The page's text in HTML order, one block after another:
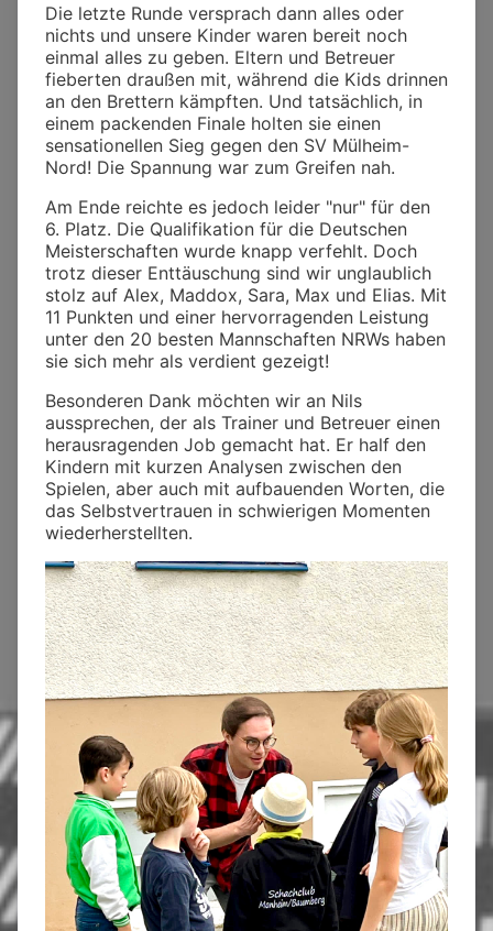
Die letzte Runde versprach dann alles oder
nichts und unsere Kinder waren bereit noch
einmal alles zu geben. Eltern und Betreuer
fieberten draußen mit, während die Kids drinnen
an den Brettern kämpften. Und tatsächlich, in
einem packenden Finale holten sie einen
sensationellen Sieg gegen den SV Mülheim-
Nord! Die Spannung war zum Greifen nah.
Am Ende reichte es jedoch leider "nur" für den
6. Platz. Die Qualifikation für die Deutschen
Meisterschaften wurde knapp verfehlt. Doch
trotz dieser Enttäuschung sind wir unglaublich
stolz auf Alex, Maddox, Sara, Max und Elias. Mit
11 Punkten und einer hervorragenden Leistung
unter den 20 besten Mannschaften NRWs haben
sie sich mehr als verdient gezeigt!
Besonderen Dank möchten wir an Nils
aussprechen, der als Trainer und Betreuer einen
herausragenden Job gemacht hat. Er half den
Kindern mit kurzen Analysen zwischen den
Spielen, aber auch mit aufbauenden Worten, die
das Selbstvertrauen in schwierigen Momenten
wiederherstellten.